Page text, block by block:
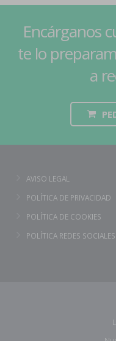
Encárganos
te lo
a
AVISO LEGAL
POLÍTICA DE PRIVACIDAD
POLÍTICA DE COOKIES
POLÍTICA REDES SOCIALES